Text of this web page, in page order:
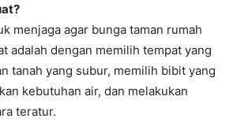
menjaga agar bunga taman rumah
adalah dengan memilih tempat yang
tanah yang subur, memilih bibit yang
kebutuhan air, dan melakukan
teratur.